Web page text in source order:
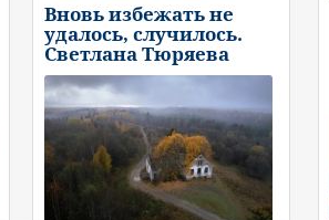
Вновь избежать не
удалось, случилось.
Светлана Тюряева